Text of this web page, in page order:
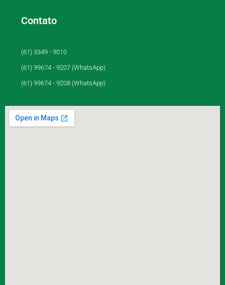
Contato
(61) 3349 - 9010
(61) 99674 - 9207 (WhatsApp)
(61) 99674 - 9208 (WhatsApp)